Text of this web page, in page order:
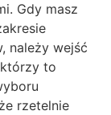
Gdy masz
należy wejść
to
rzetelnie